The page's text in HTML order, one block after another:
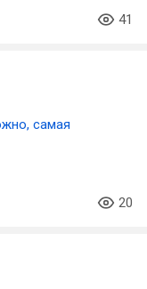
41
самая
20